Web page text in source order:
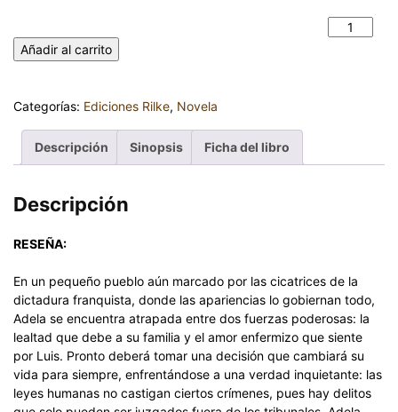
Añadir al carrito
Categorías: Ediciones Rilke, Novela
Descripción Sinopsis Ficha del libro
Descripción
RESEÑA:
En un pequeño pueblo aún marcado por las cicatrices de la
dictadura franquista, donde las apariencias lo gobiernan todo,
Adela se encuentra atrapada entre dos fuerzas poderosas: la
lealtad que debe a su familia y el amor enfermizo que siente
por Luis. Pronto deberá tomar una decisión que cambiará su
vida para siempre, enfrentándose a una verdad inquietante: las
leyes humanas no castigan ciertos crímenes, pues hay delitos